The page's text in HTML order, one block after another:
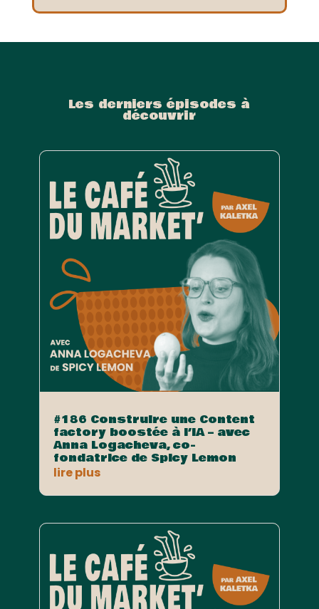
Les derniers épisodes à
découvrir
#186 Construire une Content
factory boostée à l’IA – avec
Anna Logacheva, co-
fondatrice de Spicy Lemon
lire plus